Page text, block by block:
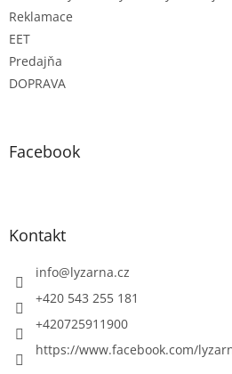
Reklamace
EET
Predajňa
DOPRAVA
Facebook
Kontakt
info@lyzarna.cz
+420 543 255 181
+420725911900
https://www.facebook.com/